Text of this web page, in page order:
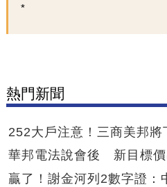
熱門新聞
252大戶注意！三商美邦
華邦電法說會後 新目標價
贏了！謝金河列2數字證：